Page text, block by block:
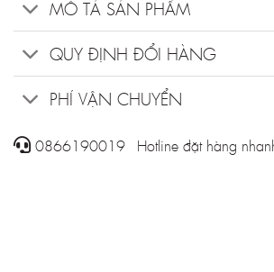
QUY ĐỊNH ĐỔI HÀNG
PHÍ VẬN CHUYỂN
0866190019 - Hotline đặt hàng nhanh